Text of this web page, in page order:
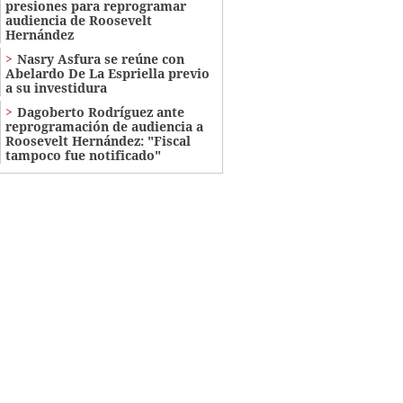
presiones para reprogramar
audiencia de Roosevelt
Hernández
Nasry Asfura se reúne con
Abelardo De La Espriella previo
a su investidura
Dagoberto Rodríguez ante
reprogramación de audiencia a
Roosevelt Hernández: "Fiscal
tampoco fue notificado"